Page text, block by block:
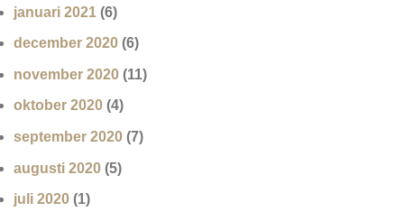
januari 2021 (6)
december 2020 (6)
november 2020 (11)
oktober 2020 (4)
september 2020 (7)
augusti 2020 (5)
juli 2020 (1)